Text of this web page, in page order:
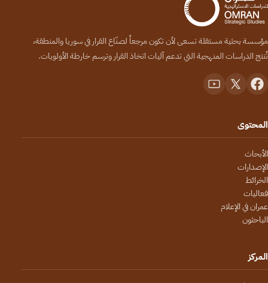
مؤسسة بحثية مستقلة تسعى لأن تكون مرجعاً لصنّاع القرار في سوريا والمنطقة،
تُنتج الدراسات المنهجية التي تدعم آليات اتخاذ القرار وترسم خارطة الأولويات.
المحتوى
الأبحاث
الإصدارات
الخرائط
فعاليات
عمران في الإعلام
الباحثون
المركز